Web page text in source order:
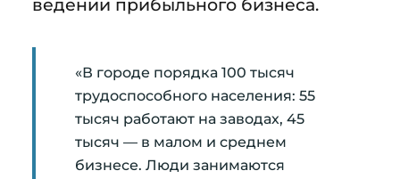
ведении прибыльного бизнеса.
«В городе порядка 100 тысяч
трудоспособного населения: 55
тысяч работают на заводах, 45
тысяч — в малом и среднем
бизнесе. Люди занимаются